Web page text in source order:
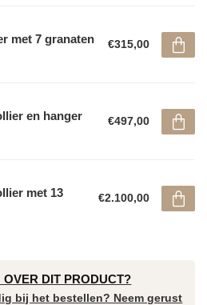
met 7 granaten
€315,00
en hanger
€497,00
met 13
€2.100,00
DIT PRODUCT?
bij het bestellen? Neem gerust